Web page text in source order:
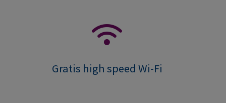
Gratis high speed Wi-Fi